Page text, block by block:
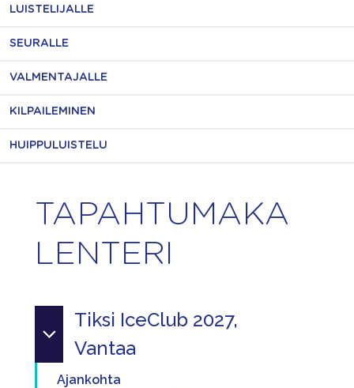
LUISTELIJALLE
SEURALLE
VALMENTAJALLE
KILPAILEMINEN
HUIPPULUISTELU
TAPAHTUMAKA
LENTERI
Tiksi IceClub 2027,
Vantaa
Ajankohta